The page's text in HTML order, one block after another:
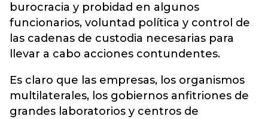
burocracia y probidad en algunos
funcionarios, voluntad política y control de
las cadenas de custodia necesarias para
llevar a cabo acciones contundentes.
Es claro que las empresas, los organismos
multilaterales, los gobiernos anfitriones de
grandes laboratorios y centros de